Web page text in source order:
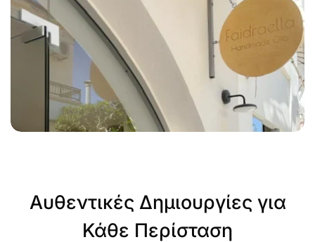
Αυθεντικές Δημιουργίες για
Κάθε Περίσταση